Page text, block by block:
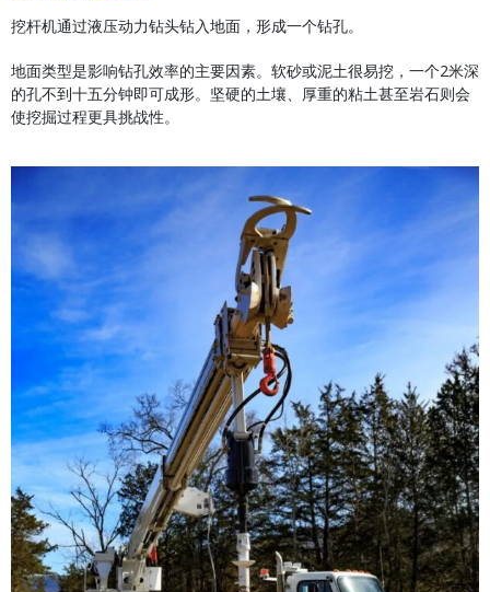
挖杆机通过液压动力钻头钻入地面，形成一个钻孔。
地面类型是影响钻孔效率的主要因素。软砂或泥土很易挖，一个2米深
的孔不到十五分钟即可成形。坚硬的土壤、厚重的粘土甚至岩石则会
使挖掘过程更具挑战性。